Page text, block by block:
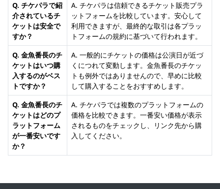
Q. チケパラで紹
介されているチ
ケットは安全で
すか？
A. チケパラは信頼できるチケット販売プラ
ットフォームを比較しています。安心して
利用できますが、最終的な取引は各プラッ
トフォームの規約に基づいて行われます。
Q. 金魚番長のチ
ケットはいつ購
入するのがベス
トですか？
A. 一般的にチケットの価格は公演日が近づ
くにつれて変動します。金魚番長のチケッ
トも例外ではありませんので、早めに比較
して購入することをおすすめします。
Q. 金魚番長のチ
ケットはどのプ
ラットフォーム
が一番安いです
か？
A. チケパラでは複数のプラットフォームの
価格を比較できます。一番安い価格が表示
されるものをチェックし、リンク先から購
入してください。